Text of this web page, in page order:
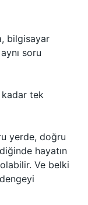
bilgisayar
soru
kadar tek
yerde, doğru
hayatın
Ve belki